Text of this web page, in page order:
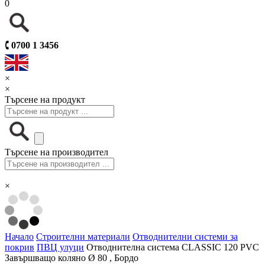
0
🕻 0700 1 3456
×
×
Търсене на продукт
Търсене на производител
×
Начало Строителни материали Отводнителни системи за
покрив ПВЦ улуци Отводнителна система CLASSIC 120 PVC
Завършващо коляно Ø 80 , Бордо